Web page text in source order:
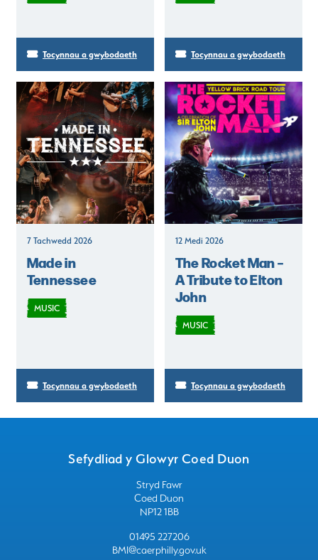
Tocynnau a gwybodaeth Tocynnau a gwybodaeth
7 Tachwedd 2026
Made in
Tennessee
MUSIC
Tocynnau a gwybodaeth
12 Medi 2026
The Rocket Man –
A Tribute to Elton
John
MUSIC
Tocynnau a gwybodaeth
Sefydliad y Glowyr Coed Duon
Stryd Fawr
Coed Duon
NP12 1BB
01495 227206
BMI@caerphilly.gov.uk